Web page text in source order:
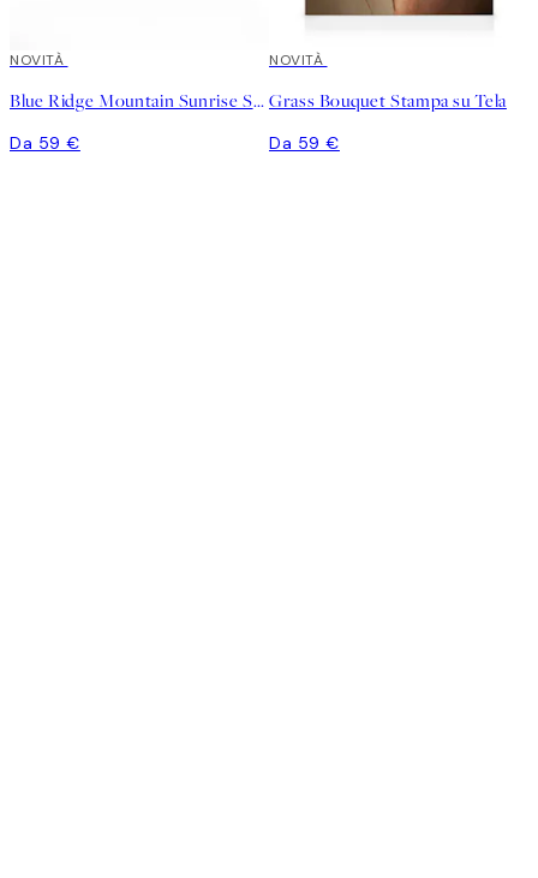
NOVITÀ
Blue Ridge Mountain Sunrise Stampa su Tela
Da 59 €
NOVITÀ
Grass Bouquet Stampa su Tela
Da 59 €